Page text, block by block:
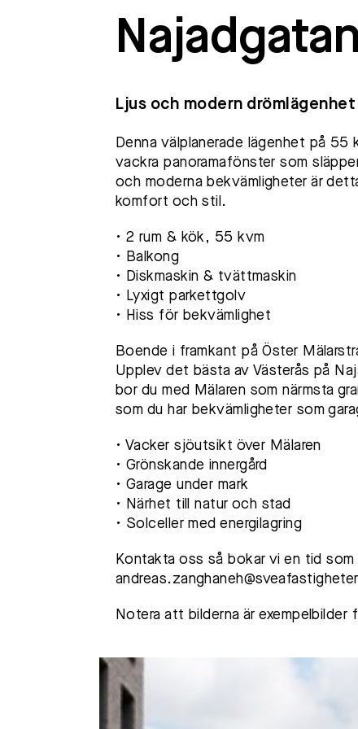
Ljus och modern
Denna välplanerade lägenhet på 55
vackra panoramafönster som
och moderna bekvämligheter är
komfort och stil.
• 2 rum & kök, 55 kvm
• Balkong
• Diskmaskin & tvättmaskin
• Lyxigt parkettgolv
• Hiss för bekvämlighet
Boende i framkant på Öster
Upplev det bästa av Västerås på
bor du med Mälaren som närmsta
som du har bekvämligheter som
• Vacker sjöutsikt över Mälaren
• Grönskande innergård
• Garage under mark
• Närhet till natur och stad
• Solceller med energilagring
Kontakta oss så bokar vi en tid
Notera att bilderna är